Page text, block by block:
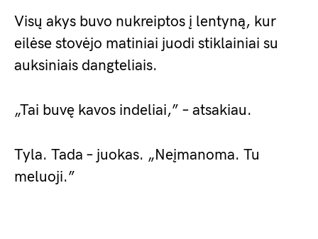
Visų akys buvo nukreiptos į lentyną, kur
eilėse stovėjo matiniai juodi stiklainiai su
auksiniais dangteliais.
„Tai buvę kavos indeliai,” – atsakiau.
Tyla. Tada – juokas. „Neįmanoma. Tu
meluoji.”